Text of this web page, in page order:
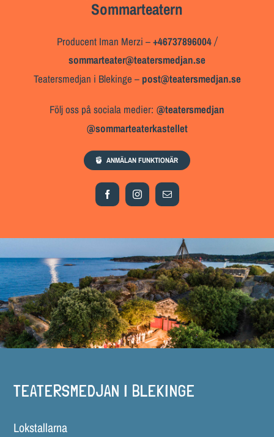
Sommarteatern
Producent Iman Merzi –+46737896004/
sommarteater@teatersmedjan.se
Teatersmedjan i Blekinge – post@teatersmedjan.se
Följ oss på sociala medier: @teatersmedjan
@sommarteaterkastellet
ANMÄLAN FUNKTIONÄR
TEATERSMEDJAN I BLEKINGE
Lokstallarna